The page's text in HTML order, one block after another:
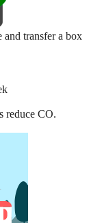
and transfer a box
reduce CO.